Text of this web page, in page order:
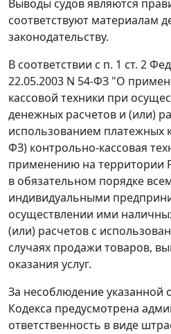
Выводы судов являются
соответствуют материалам
законодательству.
В соответствии с п. 1 ст. 2
22.05.2003 N 54-ФЗ "О
кассовой техники при
денежных расчетов и (или)
использованием платежных
ФЗ) контрольно-кассовая
применению на территории
в обязательном порядке
индивидуальными
осуществлении ими
(или) расчетов с
случаях продажи товаров,
оказания услуг.
За несоблюдение указанной
Кодекса предусмотрена
ответственность в виде